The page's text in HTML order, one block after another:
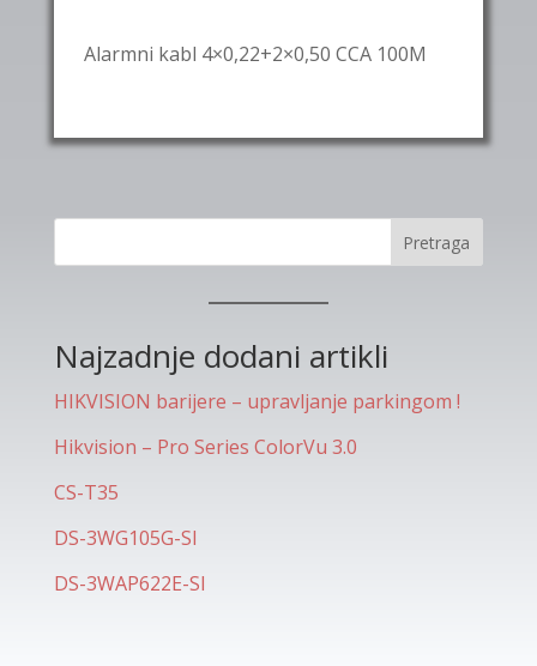
Alarmni kabl 4×0,22+2×0,50 CCA 100M
Pretraga
Najzadnje dodani artikli
HIKVISION barijere – upravljanje parkingom !
Hikvision – Pro Series ColorVu 3.0
CS-T35
DS-3WG105G-SI
DS-3WAP622E-SI